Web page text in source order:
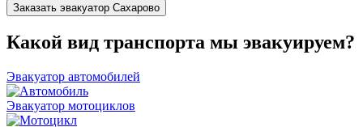
Заказать эвакуатор Сахарово
Какой вид транспорта мы эвакуируем?
Эвакуатор автомобилей
Эвакуатор мотоциклов